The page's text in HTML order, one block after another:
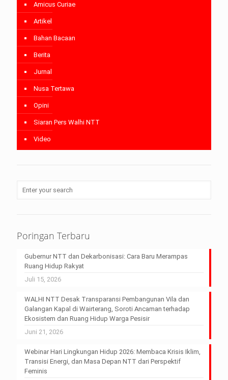
Amicus Curiae
Artikel
Bahan Bacaan
Berita
Jurnal
Nusa Tertawa
Opini
Siaran Pers Walhi NTT
Video
Poringan Terbaru
Gubernur NTT dan Dekarbonisasi: Cara Baru Merampas
Ruang Hidup Rakyat
Juli 15, 2026
WALHI NTT Desak Transparansi Pembangunan Vila dan
Galangan Kapal di Wairterang, Soroti Ancaman terhadap
Ekosistem dan Ruang Hidup Warga Pesisir
Juni 21, 2026
Webinar Hari Lingkungan Hidup 2026: Membaca Krisis Iklim,
Transisi Energi, dan Masa Depan NTT dari Perspektif
Feminis